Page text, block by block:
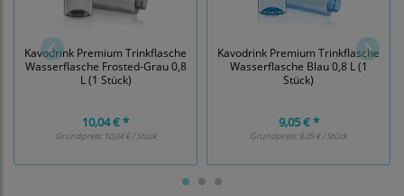
Kavodrink Premium Trinkflasche
Wasserflasche Frosted-Grau 0,8
L (1 Stück)
10,04 € *
Grundpreis: 10,04 € / Stück
Kavodrink Premium Trinkflasche
Wasserflasche Blau 0,8 L (1
Stück)
9,05 € *
Grundpreis:9,05 € / Stück